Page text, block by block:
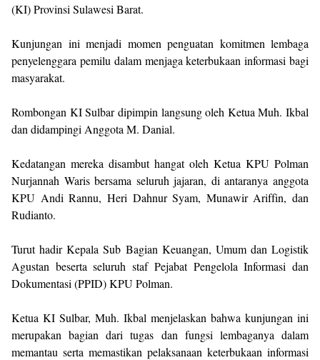
(KI) Provinsi Sulawesi Barat.
Kunjungan ini menjadi momen penguatan komitmen lembaga
penyelenggara pemilu dalam menjaga keterbukaan informasi bagi
masyarakat.
Rombongan KI Sulbar dipimpin langsung oleh Ketua Muh. Ikbal
dan didampingi Anggota M. Danial.
Kedatangan mereka disambut hangat oleh Ketua KPU Polman
Nurjannah Waris bersama seluruh jajaran, di antaranya anggota
KPU Andi Rannu, Heri Dahnur Syam, Munawir Ariffin, dan
Rudianto.
Turut hadir Kepala Sub Bagian Keuangan, Umum dan Logistik
Agustan beserta seluruh staf Pejabat Pengelola Informasi dan
Dokumentasi (PPID) KPU Polman.
Ketua KI Sulbar, Muh. Ikbal menjelaskan bahwa kunjungan ini
merupakan bagian dari tugas dan fungsi lembaganya dalam
memantau serta memastikan pelaksanaan keterbukaan informasi